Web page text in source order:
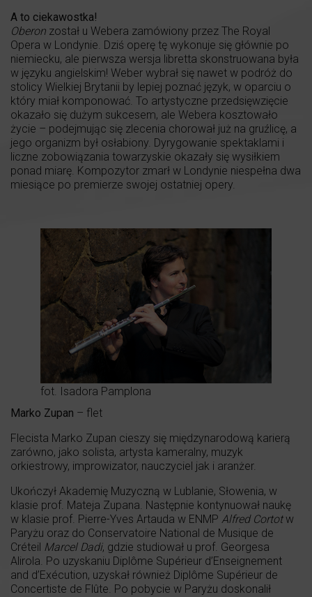
A to ciekawostka!
Oberon został u Webera zamówiony przez The Royal
Opera w Londynie. Dziś operę tę wykonuje się głównie po
niemiecku, ale pierwsza wersja libretta skonstruowana była
w języku angielskim! Weber wybrał się nawet w podróż do
stolicy Wielkiej Brytanii by lepiej poznać język, w oparciu o
który miał komponować. To artystyczne przedsięwzięcie
okazało się dużym sukcesem, ale Webera kosztowało
życie – podejmując się zlecenia chorował już na gruźlicę, a
jego organizm był osłabiony. Dyrygowanie spektaklami i
liczne zobowiązania towarzyskie okazały się wysiłkiem
ponad miarę. Kompozytor zmarł w Londynie niespełna dwa
miesiące po premierze swojej ostatniej opery.
fot. Isadora Pamplona
Marko Zupan – flet
Flecista Marko Zupan cieszy się międzynarodową karierą
zarówno, jako solista, artysta kameralny, muzyk
orkiestrowy, improwizator, nauczyciel jak i aranżer.
Ukończył Akademię Muzyczną w Lublanie, Słowenia, w
klasie prof. Mateja Zupana. Następnie kontynuował naukę
w klasie prof. Pierre-Yves Artauda w ENMP Alfred Cortotw
Paryżu oraz do Conservatoire National de Musique de
Créteil Marcel Dadi, gdzie studiował u prof. Georgesa
Alirola. Po uzyskaniu Diplôme Supérieur d’Enseignement
and d’Exécution, uzyskał również Diplôme Supérieur de
Concertiste de Flûte. Po pobycie w Paryżu doskonalił